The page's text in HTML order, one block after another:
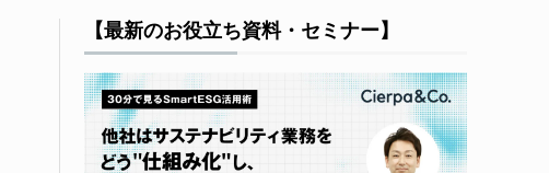
【最新のお役立ち資料・セミナー】